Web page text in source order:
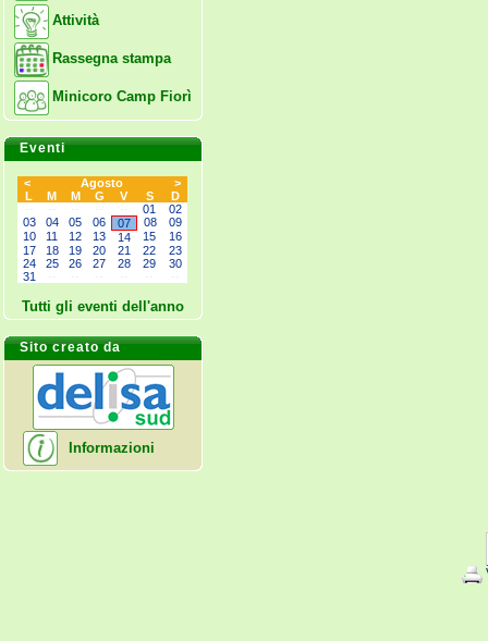
Attività
Rassegna stampa
Minicoro Camp Fiorì
Eventi
< Agosto
>
L
M M G V S
D
01
02
03
04 05 06 07 08
09
10
11 12 13 14 15
16
17
18 19 20 21 22
23
24
25 26 27 28 29
30
31
Tutti gli eventi dell'anno
Sito creato da
Informazioni